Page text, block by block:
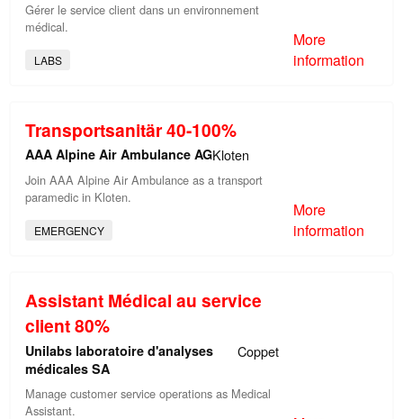
Gérer le service client dans un environnement
médical.
LABS
More
information
Transportsanitär 40-100%
AAA Alpine Air Ambulance AGKloten
Join AAA Alpine Air Ambulance as a transport
paramedic in Kloten.
EMERGENCY
More
information
Assistant Médical au service
client 80%
Unilabs laboratoire d'analyses
médicales SA
Coppet
Manage customer service operations as Medical
Assistant.